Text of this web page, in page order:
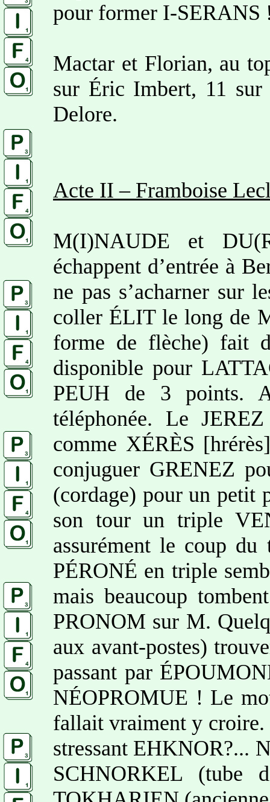
pour former I-SERANS
Mactar et Florian, au
sur Éric Imbert, 11
Delore.
Acte II – Framboise
M(I)NAUDE et
échappent d’entrée à
ne pas s’acharner sur
coller ÉLIT le long de
forme de flèche) fait
disponible pour
PEUH de 3 points.
téléphonée. Le
comme XÉRÈS
conjuguer GRENEZ
(cordage) pour un petit
son tour un triple
assurément le coup
PÉRONÉ en triple
mais beaucoup
PRONOM sur M.
aux avant-postes)
passant par
NÉOPROMUE ! Le
fallait vraiment y croire.
stressant EHKNOR?...
SCHNORKEL (tube